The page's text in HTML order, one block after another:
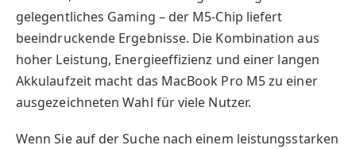
gelegentliches Gaming – der M5-Chip liefert
beeindruckende Ergebnisse. Die Kombination aus
hoher Leistung, Energieeffizienz und einer langen
Akkulaufzeit macht das MacBook Pro M5 zu einer
ausgezeichneten Wahl für viele Nutzer.
Wenn Sie auf der Suche nach einem leistungsstarken